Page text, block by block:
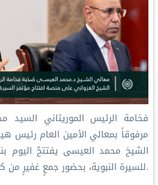
فخامة الرئيس الموريتاني السيد
مرفوقاً بمعالي الأمين العام رئيس
للسيرة النبوية، بحضور جمعٍ غفيرٍ من كبار علماء العالم الإسلامي.